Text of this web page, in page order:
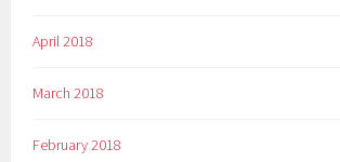
April 2018
March 2018
February 2018